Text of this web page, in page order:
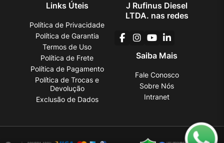
Links Úteis
Política de Privacidade
Política de Garantia
Termos de Uso
Política de Frete
Política de Pagamento
Política de Trocas e
Devolução
Exclusão de Dados
J Rufinus Diesel
LTDA. nas redes
Saiba Mais
Fale Conosco
Sobre Nós
Intranet